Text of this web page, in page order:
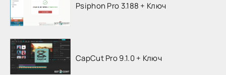
Psiphon Pro 3.188 + Ключ
CapCut Pro 9.1.0 + Ключ